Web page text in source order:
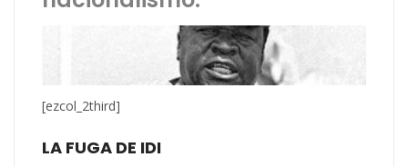
[ezcol_2third]
LA FUGA DE IDI